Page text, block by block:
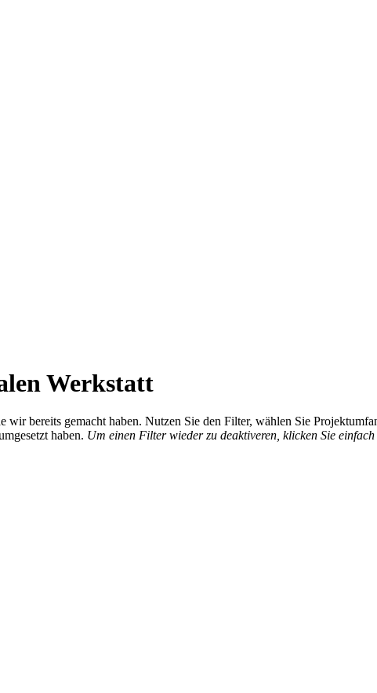
Werkstatt
bereits gemacht haben. Nutzen Sie den Filter, wählen Sie
haben. Um einen Filter wieder zu deaktiveren, klicken Sie